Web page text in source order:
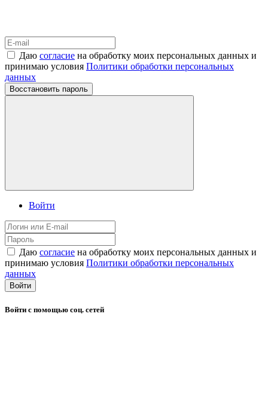
Даю согласие на обработку моих персональных данных и
принимаю условия Политики обработки персональных
данных
Восстановить пароль
Войти
Даю согласие на обработку моих персональных данных и
принимаю условия Политики обработки персональных
данных
Войти
Войти с помощью соц. сетей